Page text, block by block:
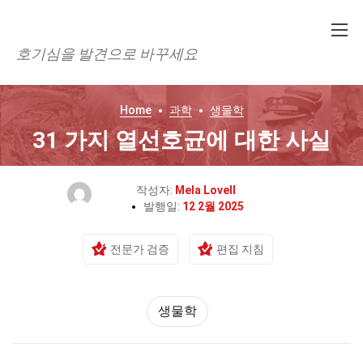
호기심을 발견으로 바꾸세요
Home 과학 생물학
31 가지 열선호균에 대한 사실
작성자: Mela Lovell
발행일: 12 2월 2025
전문가 검증 편집 지침
생물학